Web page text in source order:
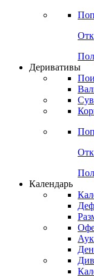
Деривативы
Календарь